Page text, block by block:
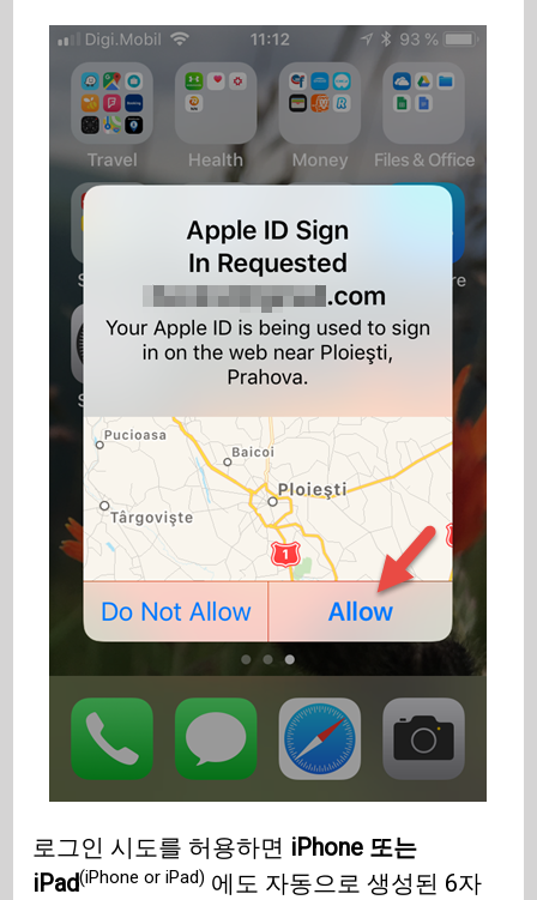
로그인 시도를 허용하면 iPhone 또는
iPad(iPhone or iPad) 에도 자동으로 생성된 6자